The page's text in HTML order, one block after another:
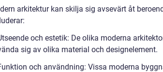
arkitektur kan skilja sig avsevärt åt
och estetik: De olika moderna
sig av olika material och designelement.
och användning: Vissa moderna